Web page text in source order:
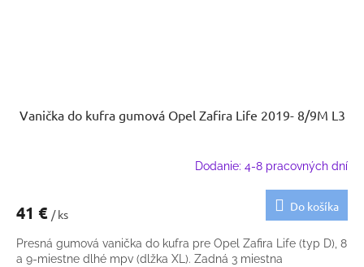
Vanička do kufra gumová Opel Zafira Life 2019- 8/9M L3
Dodanie: 4-8 pracovných dní
41 € / ks
Do košíka
Presná gumová vanička do kufra pre Opel Zafira Life (typ D), 8
a 9-miestne dlhé mpv (dlžka XL). Zadná 3 miestna